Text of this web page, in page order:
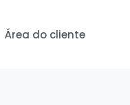
Área do cliente